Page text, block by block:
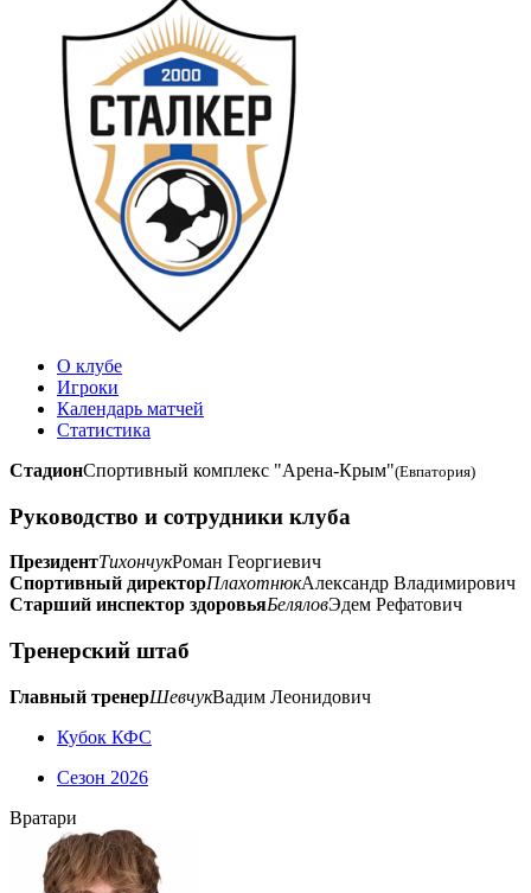
О клубе
Игроки
Календарь матчей
Статистика
СтадионСпортивный комплекс "Арена-Крым"(Евпатория)
Руководство и сотрудники клуба
ПрезидентТихончукРоман Георгиевич
Спортивный директорПлахотнюкАлександр Владимирович
Старший инспектор здоровьяБеляловЭдем Рефатович
Тренерский штаб
Главный тренерШевчукВадим Леонидович
Кубок КФС
Сезон 2026
Вратари